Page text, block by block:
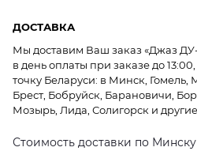
ДОСТАВКА
Мы доставим Ваш заказ «Джаз
в день оплаты при заказе до
точку Беларуси: в Минск, Гомель,
Брест, Бобруйск, Барановичи,
Мозырь, Лида, Солигорск и другие
Стоимость доставки по